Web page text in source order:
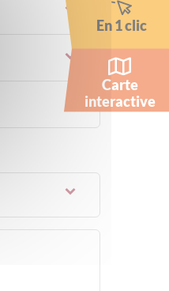
En 1 clic
Carte
interactive